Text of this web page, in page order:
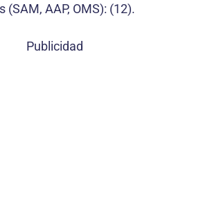
(SAM, AAP, OMS): (12).
Publicidad